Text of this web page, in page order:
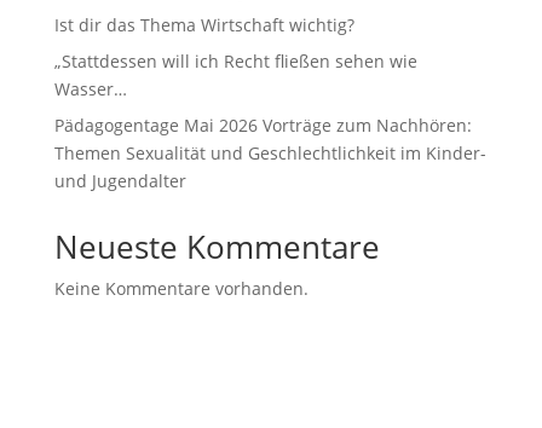
Ist dir das Thema Wirtschaft wichtig?
„Stattdessen will ich Recht fließen sehen wie
Wasser…
Pädagogentage Mai 2026 Vorträge zum Nachhören:
Themen Sexualität und Geschlechtlichkeit im Kinder-
und Jugendalter
Neueste Kommentare
Keine Kommentare vorhanden.